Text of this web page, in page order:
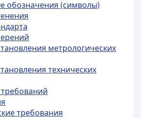
обозначения (символы)
метрологических
технических
требования